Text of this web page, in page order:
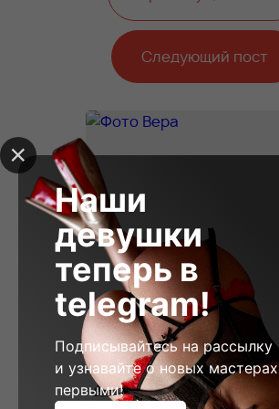
Следующий пост
Наши
девушки
теперь в
telegram!
Подписывайтесь на рассылку
и узнавайте о новых мастерах
первыми!